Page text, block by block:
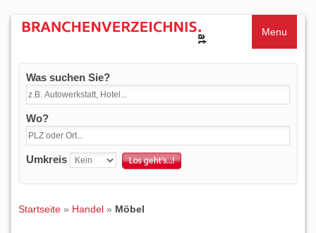
Menu
Was suchen Sie?
Wo?
Umkreis
Startseite » Handel » Möbel